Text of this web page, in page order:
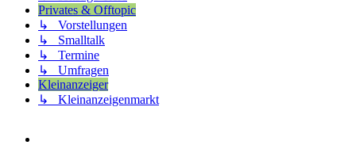
Privates & Offtopic
↳ Vorstellungen
↳ Smalltalk
↳ Termine
↳ Umfragen
Kleinanzeiger
↳ Kleinanzeigenmarkt